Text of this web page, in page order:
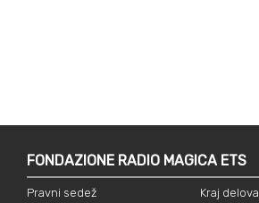
FONDAZIONE RADIO MAGICA ETS
Pravni sedež
Kraj